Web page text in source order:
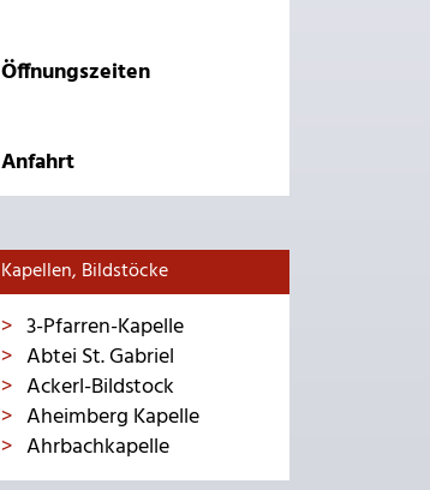
Öffnungszeiten
Anfahrt
Kapellen, Bildstöcke
3-Pfarren-Kapelle
Abtei St. Gabriel
Ackerl-Bildstock
Aheimberg Kapelle
Ahrbachkapelle